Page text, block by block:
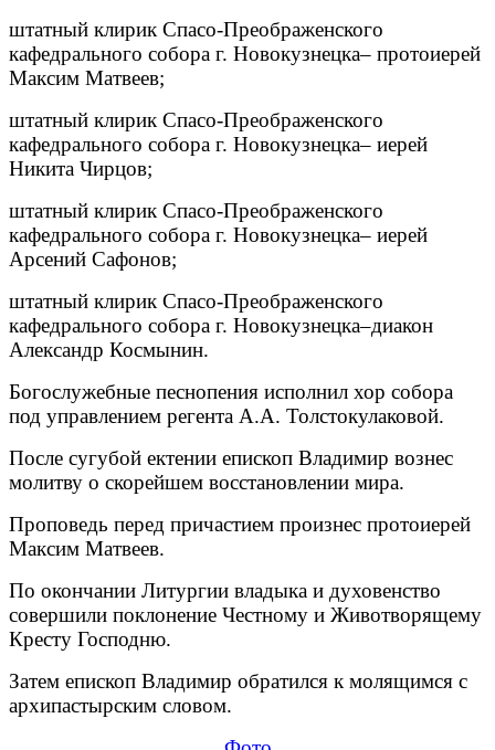
штатный клирик Спасо-Преображенского
кафедрального собора г. Новокузнецка– протоиерей
Максим Матвеев;
штатный клирик Спасо-Преображенского
кафедрального собора г. Новокузнецка– иерей
Никита Чирцов;
штатный клирик Спасо-Преображенского
кафедрального собора г. Новокузнецка– иерей
Арсений Сафонов;
штатный клирик Спасо-Преображенского
кафедрального собора г. Новокузнецка–диакон
Александр Космынин.
Богослужебные песнопения исполнил хор собора
под управлением регента А.А. Толстокулаковой.
После сугубой ектении епископ Владимир вознес
молитву о скорейшем восстановлении мира.
Проповедь перед причастием произнес протоиерей
Максим Матвеев.
По окончании Литургии владыка и духовенство
совершили поклонение Честному и Животворящему
Кресту Господню.
Затем епископ Владимир обратился к молящимся с
архипастырским словом.